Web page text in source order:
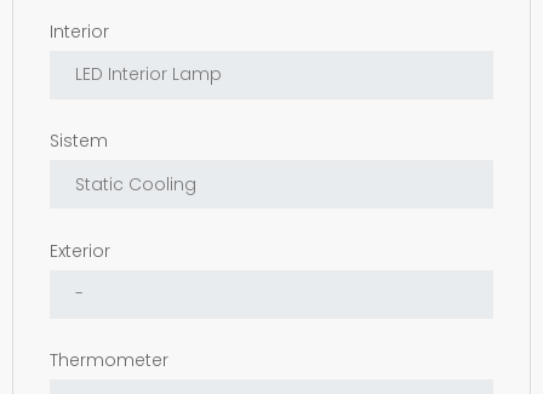
Interior
Sistem
Exterior
Thermometer